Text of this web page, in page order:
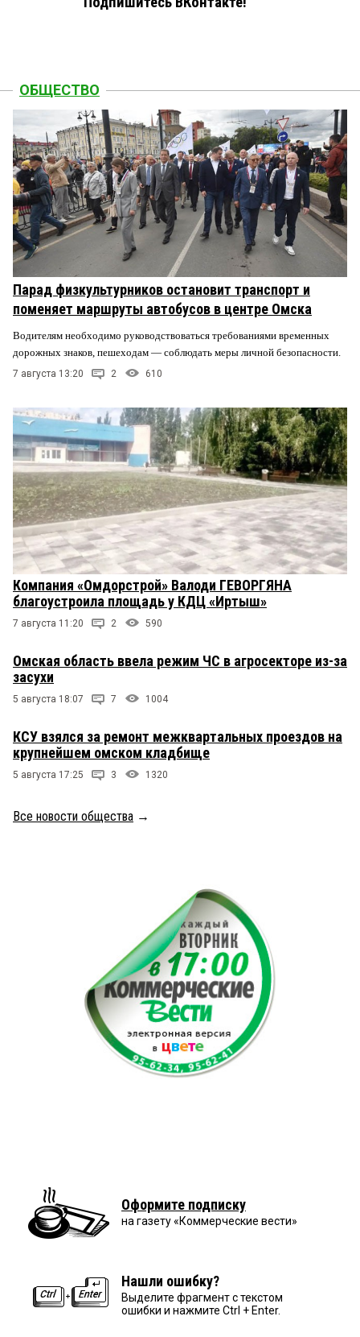
ОБЩЕСТВО
Парад физкультурников остановит транспорт и
поменяет маршруты автобусов в центре Омска
Водителям необходимо руководствоваться требованиями временных
дорожных знаков, пешеходам — соблюдать меры личной безопасности.
7 августа 13:20 2 610
Компания «Омдорстрой» Валоди ГЕВОРГЯНА
благоустроила площадь у КДЦ «Иртыш»
7 августа 11:20 2 590
Омская область ввела режим ЧС в агросекторе из-за
засухи
5 августа 18:07 7 1004
КСУ взялся за ремонт межквартальных проездов на
крупнейшем омском кладбище
5 августа 17:25 3 1320
Все новости общества →
Оформите подписку
на газету «Коммерческие вести»
Нашли ошибку?
Выделите фрагмент с текстом
ошибки и нажмите Ctrl + Enter.